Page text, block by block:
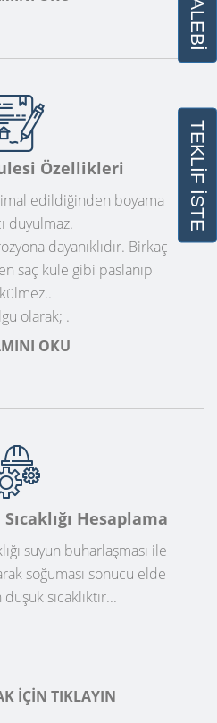
Özellikleri
edildiğinden boyama
duyulmaz.
dayanıklıdır. Birkaç
saç kule gibi paslanıp
olarak; .
OKU
Hesaplama
suyun buharlaşması ile
soğuması sonucu elde
sıcaklıktır...
İÇIN TIKLAYIN
TEKLİF İSTE